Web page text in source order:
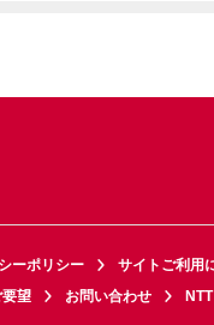
ーポリシー サイトご利用
望 お問い合わせ